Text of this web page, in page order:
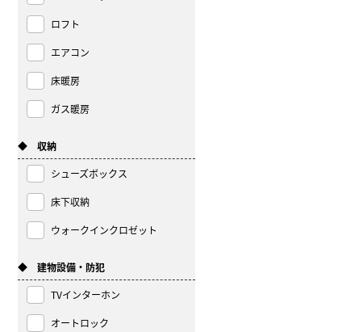
ロフト
エアコン
床暖房
ガス暖房
◆ 収納
シューズボックス
床下収納
ウォークインクロゼット
◆ 建物設備・防犯
TVインターホン
オートロック